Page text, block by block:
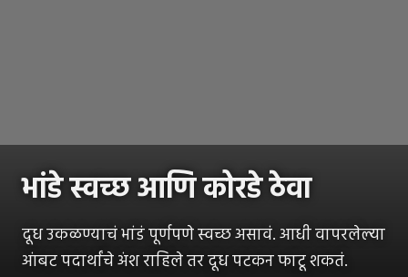
भांडे स्वच्छ आणि कोरडे ठेवा
दूध उकळण्याचं भांडं पूर्णपणे स्वच्छ असावं. आधी वापरलेल्या
आंबट पदार्थांचे अंश राहिले तर दूध पटकन फाटू शकतं.